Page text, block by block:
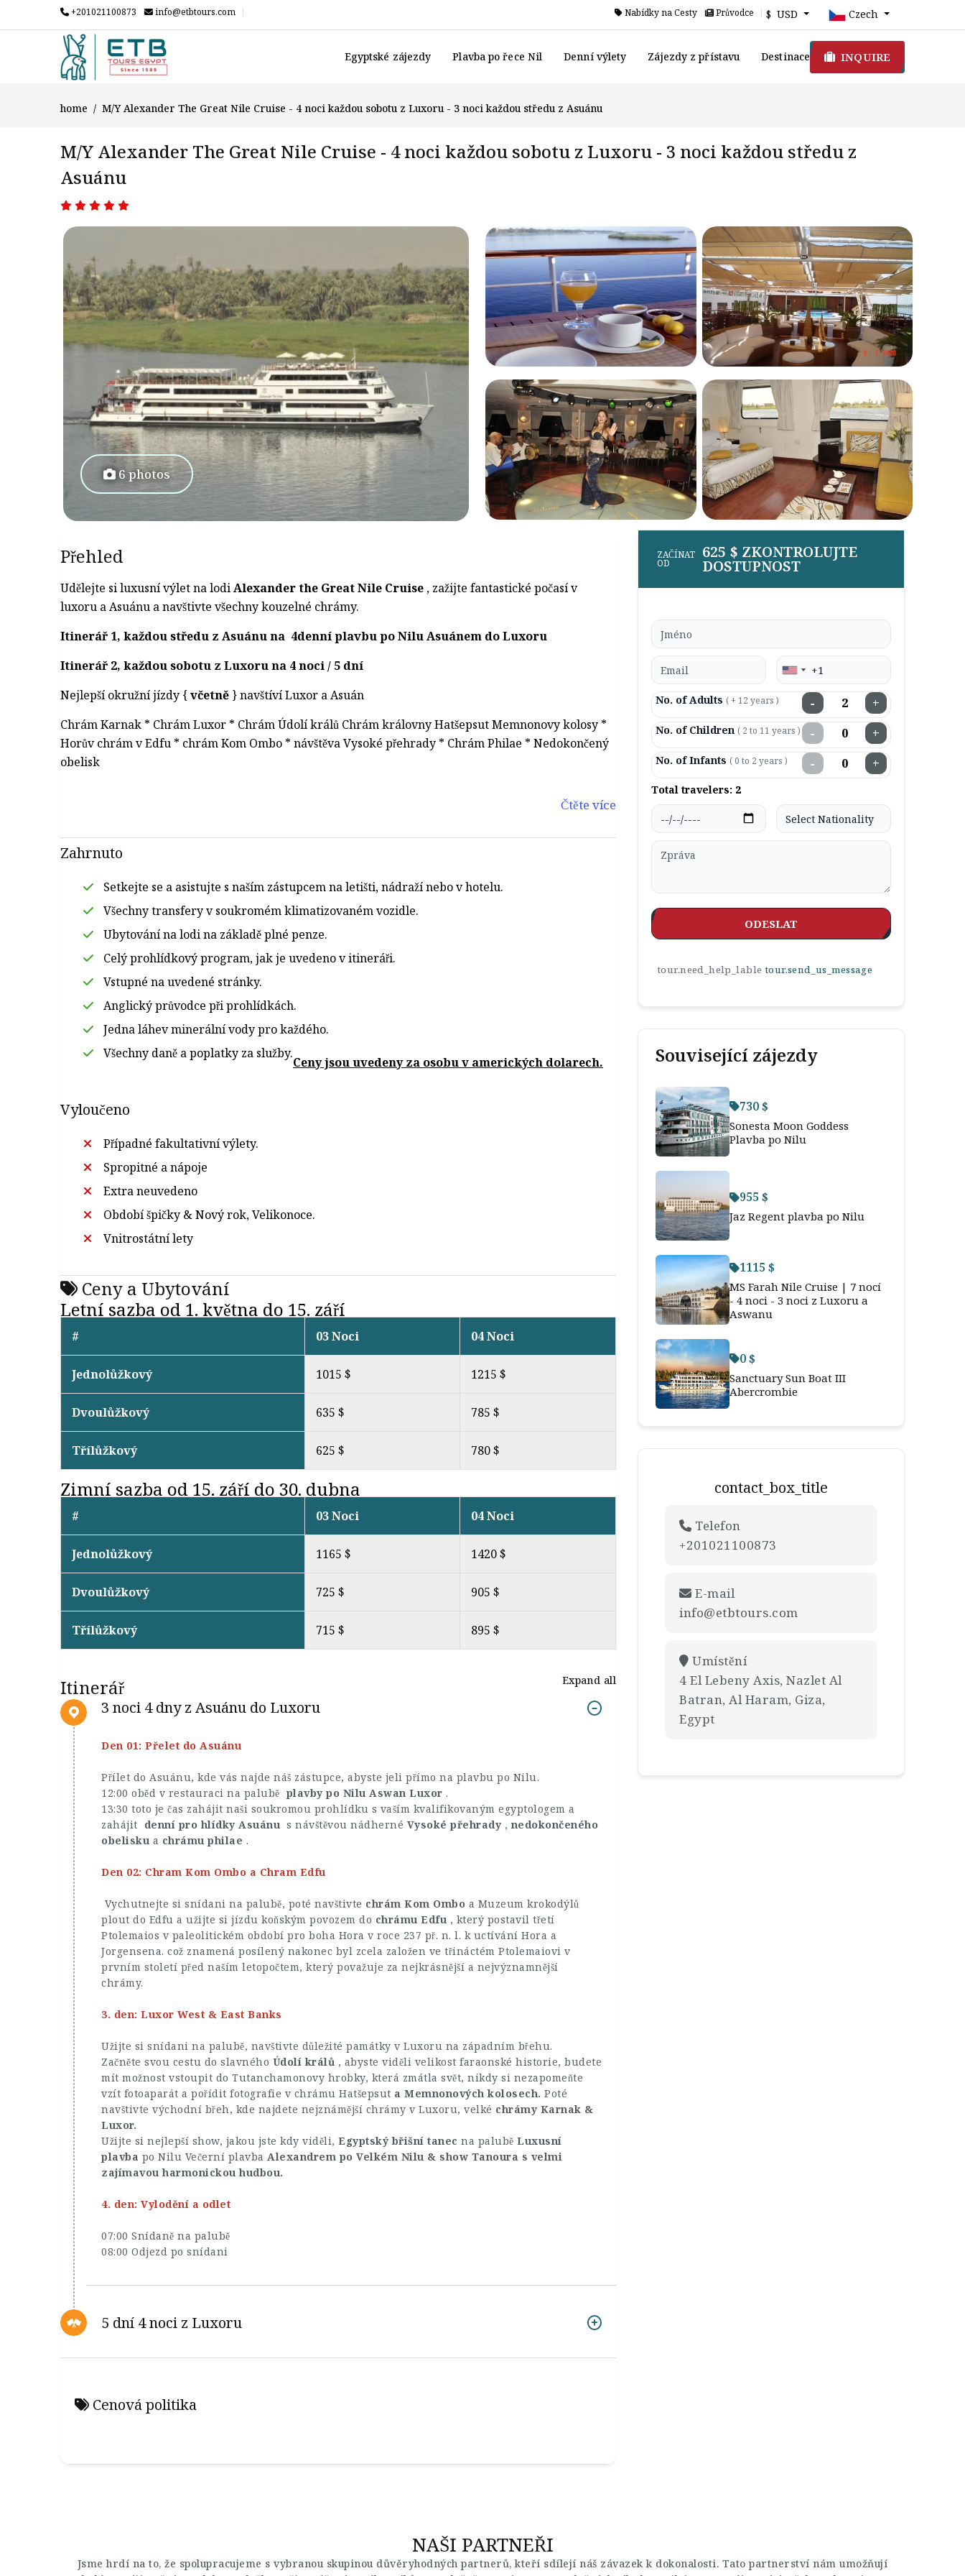
+201021100873 info@etbtours.com Nabídky na Cesty Průvodce $ USD Czech
Egyptské zájezdy Plavba po řece Nil Denní výlety Zájezdy z přístavu Destinace INQUIRE
home M/Y Alexander The Great Nile Cruise - 4 noci každou sobotu z Luxoru - 3 noci každou středu z Asuánu
M/Y Alexander The Great Nile Cruise - 4 noci každou sobotu z Luxoru - 3 noci každou středu z
Asuánu
6 photos
Přehled
Udělejte si luxusní výlet na lodiAlexander the Great Nile Cruise , zažijte fantastické počasí v
luxoru a Asuánu a navštivte všechny kouzelné chrámy.
Itinerář 1, každou středu z Asuánu na 4denní plavbu po Nilu Asuánem do Luxoru
Itinerář 2, každou sobotu z Luxoru na 4 noci / 5 dní
Nejlepší okružní jízdy {včetně } navštíví Luxor a Asuán
Chrám Karnak * Chrám Luxor * Chrám Údolí králů Chrám královny Hatšepsut Memnonovy kolosy *
Horův chrám v Edfu * chrám Kom Ombo * návštěva Vysoké přehrady * Chrám Philae * Nedokončený
obelisk
Čtěte více
Zahrnuto
Setkejte se a asistujte s naším zástupcem na letišti, nádraží nebo v hotelu.
Všechny transfery v soukromém klimatizovaném vozidle.
Ubytování na lodi na základě plné penze.
Celý prohlídkový program, jak je uvedeno v itineráři.
Vstupné na uvedené stránky.
Anglický průvodce při prohlídkách.
Jedna láhev minerální vody pro každého.
Všechny daně a poplatky za služby.
Ceny jsou uvedeny za osobu v amerických dolarech.
Vyloučeno
Případné fakultativní výlety.
Spropitné a nápoje
Extra neuvedeno
Období špičky & Nový rok, Velikonoce.
Vnitrostátní lety
Ceny a Ubytování
Letní sazba od 1. května do 15. září
# 03 Noci 04 Noci
Jednolůžkový 1015 $ 1215 $
Dvoulůžkový 635 $ 785 $
Třílůžkový 625 $ 780 $
Zimní sazba od 15. září do 30. dubna
# 03 Noci 04 Noci
Jednolůžkový 1165 $ 1420 $
Dvoulůžkový 725 $ 905 $
Třílůžkový 715 $ 895 $
Itinerář Expand all
3 noci 4 dny z Asuánu do Luxoru
Den 01: Přelet do Asuánu
Přílet do Asuánu, kde vás najde náš zástupce, abyste jeli přímo na plavbu po Nilu.
12:00 oběd v restauraci na palubě plavby po Nilu Aswan Luxor .
13:30 toto je čas zahájit naši soukromou prohlídku s vaším kvalifikovaným egyptologem a
zahájit denní pro hlídky Asuánu s návštěvou nádherné Vysoké přehrady , nedokončeného
obelisku a chrámu philae .
Den 02: Chram Kom Ombo a Chram Edfu
Vychutnejte si snídani na palubě, poté navštivte chrám Kom Ombo a Muzeum krokodýlů
plout do Edfu a užijte si jízdu koňským povozem do chrámu Edfu , který postavil třetí
Ptolemaios v paleolitickém období pro boha Hora v roce 237 př. n. l. k uctívání Hora a
Jorgensena. což znamená posílený nakonec byl zcela založen ve třináctém Ptolemaiovi v
prvním století před naším letopočtem, který považuje za nejkrásnější a nejvýznamnější
chrámy.
3. den: Luxor West & East Banks
Užijte si snídani na palubě, navštivte důležité památky v Luxoru na západním břehu.
Začněte svou cestu do slavného Údolí králů , abyste viděli velikost faraonské historie, budete
mít možnost vstoupit do Tutanchamonovy hrobky, která zmátla svět, nikdy si nezapomeňte
vzít fotoaparát a pořídit fotografie v chrámu Hatšepsut a Memnonových kolosech. Poté
navštivte východní břeh, kde najdete nejznámější chrámy v Luxoru, velké chrámy Karnak &
Luxor.
Užijte si nejlepší show, jakou jste kdy viděli, Egyptský břišní tanec na palubě Luxusní
plavba po Nilu Večerní plavba Alexandrem po Velkém Nilu & show Tanoura s velmi
zajímavou harmonickou hudbou.
4. den: Vylodění a odlet
07:00 Snídaně na palubě
08:00 Odjezd po snídani
5 dní 4 noci z Luxoru
Cenová politika
ZAČÍNAT
OD
625 $ ZKONTROLUJTE
DOSTUPNOST
No. of Adults ( + 12 years ) − +
No. of Children ( 2 to 11 years ) − +
No. of Infants ( 0 to 2 years ) − +
Total travelers: 2
ODESLAT
tour.need_help_lable tour.send_us_message
Související zájezdy
730 $
Sonesta Moon Goddess
Plavba po Nilu
955 $
Jaz Regent plavba po Nilu
1115 $
MS Farah Nile Cruise | 7 nocí
- 4 noci - 3 noci z Luxoru a
Aswanu
0 $
Sanctuary Sun Boat III
Abercrombie
contact_box_title
Telefon
+201021100873
E-mail
info@etbtours.com
Umístění
4 El Lebeny Axis, Nazlet Al
Batran, Al Haram, Giza,
Egypt
NAŠI PARTNEŘI
Jsme hrdí na to, že spolupracujeme s vybranou skupinou důvěryhodných partnerů, kteří sdílejí náš závazek k dokonalosti. Tato partnerství nám umožňují